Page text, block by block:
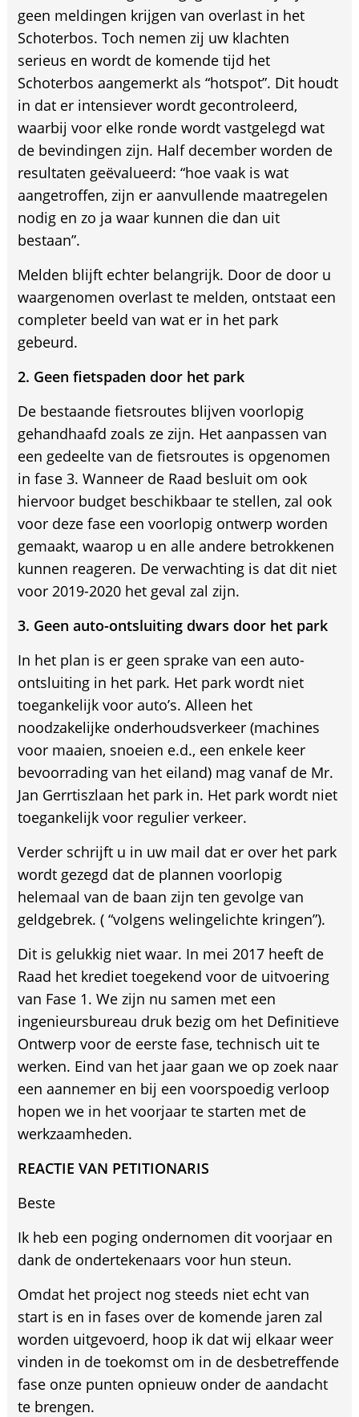
geen meldingen krijgen van overlast in het
Schoterbos. Toch nemen zij uw klachten
serieus en wordt de komende tijd het
Schoterbos aangemerkt als “hotspot”. Dit houdt
in dat er intensiever wordt gecontroleerd,
waarbij voor elke ronde wordt vastgelegd wat
de bevindingen zijn. Half december worden de
resultaten geëvalueerd: “hoe vaak is wat
aangetroffen, zijn er aanvullende maatregelen
nodig en zo ja waar kunnen die dan uit
bestaan”.
Melden blijft echter belangrijk. Door de door u
waargenomen overlast te melden, ontstaat een
completer beeld van wat er in het park
gebeurd.
2. Geen fietspaden door het park
De bestaande fietsroutes blijven voorlopig
gehandhaafd zoals ze zijn. Het aanpassen van
een gedeelte van de fietsroutes is opgenomen
in fase 3. Wanneer de Raad besluit om ook
hiervoor budget beschikbaar te stellen, zal ook
voor deze fase een voorlopig ontwerp worden
gemaakt, waarop u en alle andere betrokkenen
kunnen reageren. De verwachting is dat dit niet
voor 2019-2020 het geval zal zijn.
3. Geen auto-ontsluiting dwars door het park
In het plan is er geen sprake van een auto-
ontsluiting in het park. Het park wordt niet
toegankelijk voor auto’s. Alleen het
noodzakelijke onderhoudsverkeer (machines
voor maaien, snoeien e.d., een enkele keer
bevoorrading van het eiland) mag vanaf de Mr.
Jan Gerrtiszlaan het park in. Het park wordt niet
toegankelijk voor regulier verkeer.
Verder schrijft u in uw mail dat er over het park
wordt gezegd dat de plannen voorlopig
helemaal van de baan zijn ten gevolge van
geldgebrek. ( “volgens welingelichte kringen”).
Dit is gelukkig niet waar. In mei 2017 heeft de
Raad het krediet toegekend voor de uitvoering
van Fase 1. We zijn nu samen met een
ingenieursbureau druk bezig om het Definitieve
Ontwerp voor de eerste fase, technisch uit te
werken. Eind van het jaar gaan we op zoek naar
een aannemer en bij een voorspoedig verloop
hopen we in het voorjaar te starten met de
werkzaamheden.
REACTIE VAN PETITIONARIS
Beste
Ik heb een poging ondernomen dit voorjaar en
dank de ondertekenaars voor hun steun.
Omdat het project nog steeds niet echt van
start is en in fases over de komende jaren zal
worden uitgevoerd, hoop ik dat wij elkaar weer
vinden in de toekomst om in de desbetreffende
fase onze punten opnieuw onder de aandacht
te brengen.